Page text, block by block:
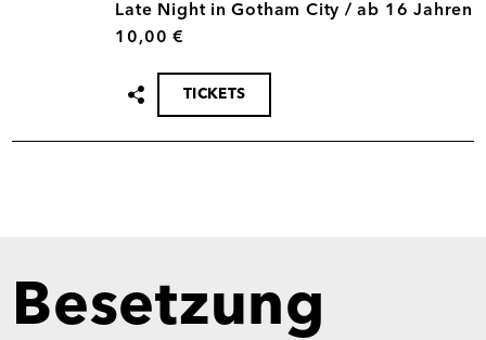
Late Night in Gotham City / ab 16 Jahren
10,00 €
Termin
teilen
TICKETS
Besetzung